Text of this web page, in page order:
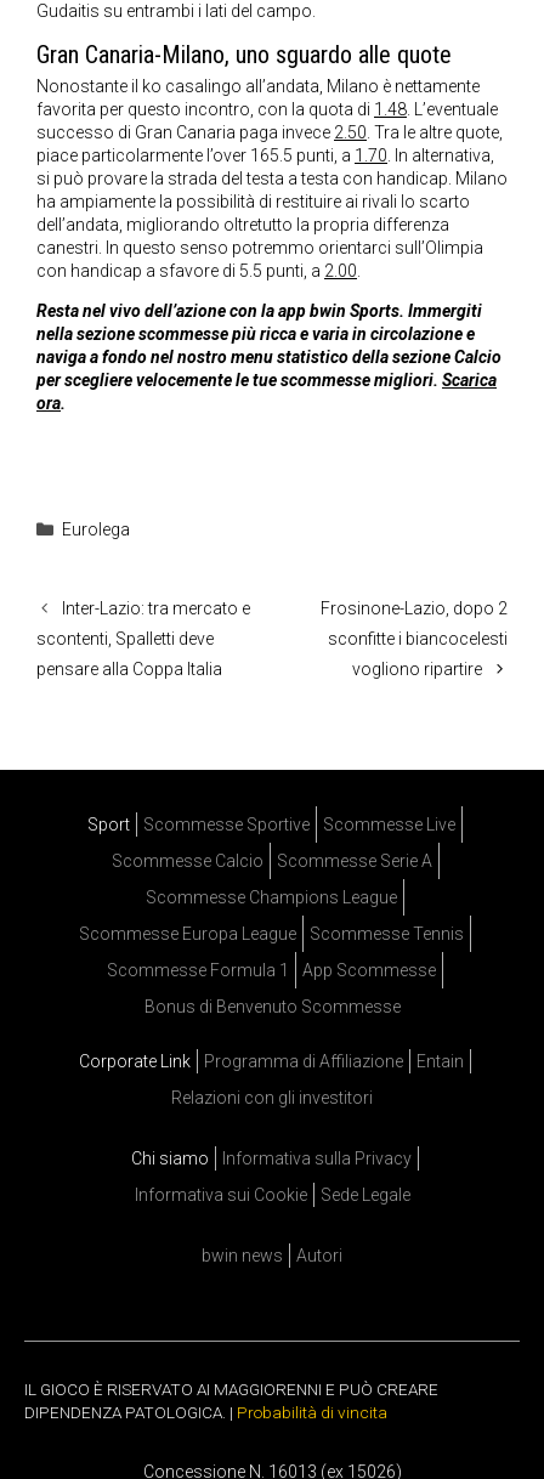
Gudaitis su entrambi i lati del campo.
Gran Canaria-Milano, uno sguardo alle quote
Nonostante il ko casalingo all’andata, Milano è nettamente
favorita per questo incontro, con la quota di 1.48. L’eventuale
successo di Gran Canaria paga invece 2.50. Tra le altre quote,
piace particolarmente l’over 165.5 punti, a 1.70. In alternativa,
si può provare la strada del testa a testa con handicap. Milano
ha ampiamente la possibilità di restituire ai rivali lo scarto
dell’andata, migliorando oltretutto la propria differenza
canestri. In questo senso potremmo orientarci sull’Olimpia
con handicap a sfavore di 5.5 punti, a 2.00.
Resta nel vivo dell’azione con la app bwin Sports. Immergiti
nella sezione scommesse più ricca e varia in circolazione e
naviga a fondo nel nostro menu statistico della sezione Calcio
per scegliere velocemente le tue scommesse migliori. Scarica
ora.
Categorie
Eurolega
Inter-Lazio: tra mercato e
scontenti, Spalletti deve
pensare alla Coppa Italia
Frosinone-Lazio, dopo 2
sconfitte i biancocelesti
vogliono ripartire
Sport Scommesse Sportive
Scommesse Live
Scommesse Calcio
Scommesse Serie A
Scommesse Champions League
Scommesse Europa League
Scommesse Tennis
Scommesse Formula 1
App Scommesse
Bonus di Benvenuto Scommesse
Corporate Link Programma di Affiliazione
Entain
Relazioni con gli investitori
Chi siamo
Informativa sulla Privacy
Informativa sui Cookie
Sede Legale
bwin news Autori
IL GIOCO È RISERVATO AI MAGGIORENNI E PUÒ CREARE
DIPENDENZA PATOLOGICA. | Probabilità di vincita
Concessione N. 16013 (ex 15026)